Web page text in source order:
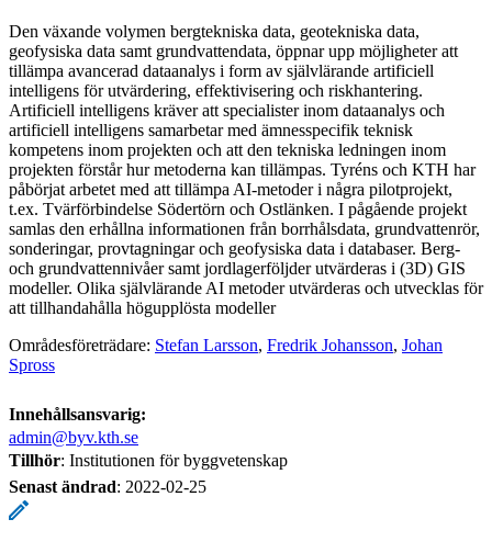
Den växande volymen bergtekniska data, geotekniska data,
geofysiska data samt grundvattendata, öppnar upp möjligheter att
tillämpa avancerad dataanalys i form av självlärande artificiell
intelligens för utvärdering, effektivisering och riskhantering.
Artificiell intelligens kräver att specialister inom dataanalys och
artificiell intelligens samarbetar med ämnesspecifik teknisk
kompetens inom projekten och att den tekniska ledningen inom
projekten förstår hur metoderna kan tillämpas. Tyréns och KTH har
påbörjat arbetet med att tillämpa AI-metoder i några pilotprojekt,
t.ex. Tvärförbindelse Södertörn och Ostlänken. I pågående projekt
samlas den erhållna informationen från borrhålsdata, grundvattenrör,
sonderingar, provtagningar och geofysiska data i databaser. Berg-
och grundvattennivåer samt jordlagerföljder utvärderas i (3D) GIS
modeller. Olika självlärande AI metoder utvärderas och utvecklas för
att tillhandahålla högupplösta modeller
Områdesföreträdare: Stefan Larsson, Fredrik Johansson, Johan
Spross
Innehållsansvarig:
admin@byv.kth.se
Tillhör: Institutionen för byggvetenskap
Senast ändrad: 2022-02-25